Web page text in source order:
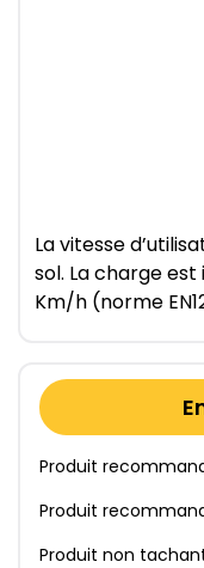
La vitesse
sol. La charge
Km/h (norme
Produit
Produit
Produit non